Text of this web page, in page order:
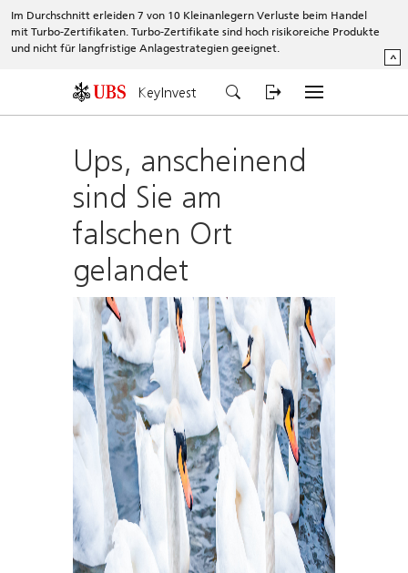
Im Durchschnitt erleiden 7 von 10 Kleinanlegern Verluste beim Handel
mit Turbo-Zertifikaten. Turbo-Zertifikate sind hoch risikoreiche Produkte
und nicht für langfristige Anlagestrategien geeignet.
^
KeyInvest
Ups, anscheinend
sind Sie am
falschen Ort
gelandet